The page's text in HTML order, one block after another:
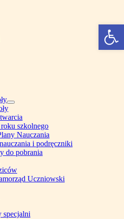
Show
sub
menu
szkolnego
Nauczania
i podręczniki
do pobrania
Uczniowski
specjalni